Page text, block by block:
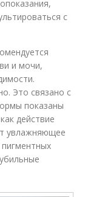
на спине
в домашних
с
и мочи,
Это связано с
показаны
действие
увлажняющее